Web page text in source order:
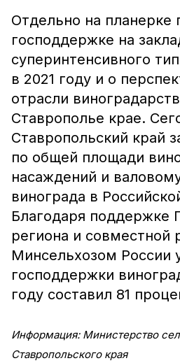
Отдельно на планерке
господдержке на
суперинтенсивного
в 2021 году и о
отрасли
Ставрополье крае.
Ставропольский край
по общей площади
насаждений и
винограда в
Благодаря поддержке
региона и совместной
Минсельхозом России
господдержки
году составил 81
Информация: Министерство
Ставропольского края